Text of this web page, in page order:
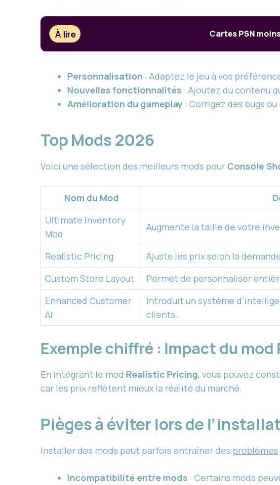
À lire Cartes PSN
Personnalisation : Adaptez le jeu à vos
Nouvelles fonctionnalités : Ajoutez du contenu
Amélioration du gameplay : Corrigez des bugs
Top Mods 2026
Voici une sélection des meilleurs mods pour Console
Nom du Mod
Ultimate Inventory
Mod
Augmente la taille de votre
Realistic Pricing Ajuste les prix selon la
Custom Store Layout
Permet de personnaliser
Enhanced Customer
AI
Introduit un système
clients.
Exemple chiffré : Impact du
En intégrant le mod Realistic Pricing, vous pouvez
car les prix reflètent mieux la réalité du marché.
Pièges à éviter lors de
Installer des mods peut parfois entraîner des problèmes
Incompatibilité entre mods : Certains mods